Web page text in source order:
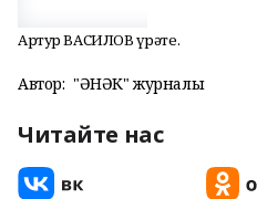
Артур ВАСИЛОВ һүрәте.
Автор: "ҺӘНӘК" журналы
Читайте нас